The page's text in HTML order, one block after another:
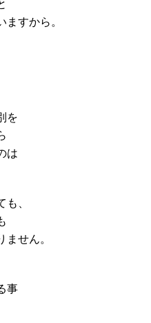
すから。
を
は
、
せん。
事